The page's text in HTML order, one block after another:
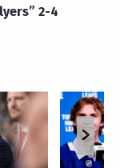
2-4